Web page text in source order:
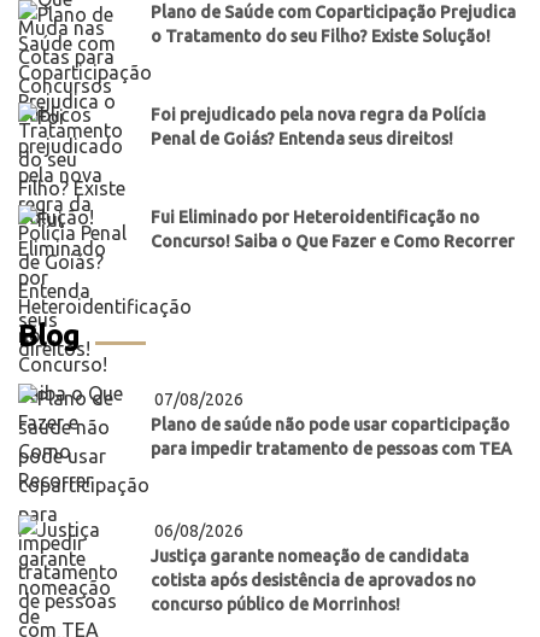
Plano de Saúde com Coparticipação Prejudica
o Tratamento do seu Filho? Existe Solução!
Foi prejudicado pela nova regra da Polícia
Penal de Goiás? Entenda seus direitos!
Fui Eliminado por Heteroidentificação no
Concurso! Saiba o Que Fazer e Como Recorrer
Blog
07/08/2026
Plano de saúde não pode usar coparticipação
para impedir tratamento de pessoas com TEA
06/08/2026
Justiça garante nomeação de candidata
cotista após desistência de aprovados no
concurso público de Morrinhos!